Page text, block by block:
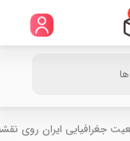
جغرافیایی ایران روی